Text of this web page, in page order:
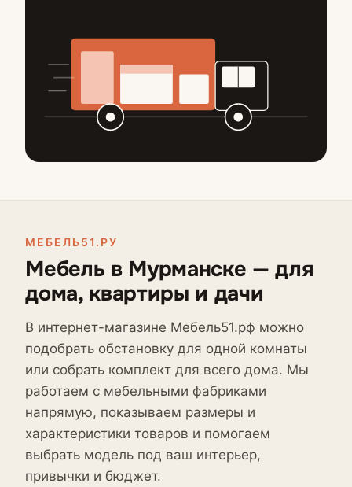
МЕБЕЛЬ51.РУ
Мебель в Мурманске — для
дома, квартиры и дачи
В интернет-магазине Мебель51.рф можно
подобрать обстановку для одной комнаты
или собрать комплект для всего дома. Мы
работаем с мебельными фабриками
напрямую, показываем размеры и
характеристики товаров и помогаем
выбрать модель под ваш интерьер,
привычки и бюджет.